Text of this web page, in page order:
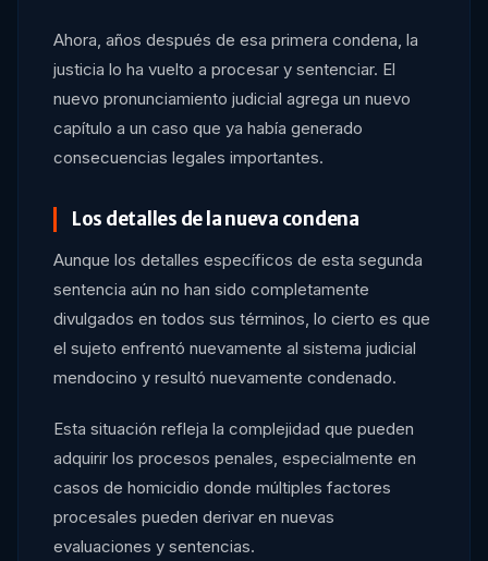
Ahora, años después de esa primera condena, la
justicia lo ha vuelto a procesar y sentenciar. El
nuevo pronunciamiento judicial agrega un nuevo
capítulo a un caso que ya había generado
consecuencias legales importantes.
Los detalles de la nueva condena
Aunque los detalles específicos de esta segunda
sentencia aún no han sido completamente
divulgados en todos sus términos, lo cierto es que
el sujeto enfrentó nuevamente al sistema judicial
mendocino y resultó nuevamente condenado.
Esta situación refleja la complejidad que pueden
adquirir los procesos penales, especialmente en
casos de homicidio donde múltiples factores
procesales pueden derivar en nuevas
evaluaciones y sentencias.